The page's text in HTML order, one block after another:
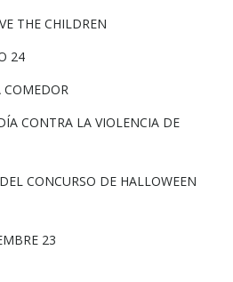
THE CHILDREN
24
COMEDOR
CONTRA LA VIOLENCIA DE
CONCURSO DE HALLOWEEN
23